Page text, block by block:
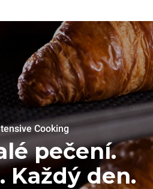
Cooking
pečení.
Každý den.